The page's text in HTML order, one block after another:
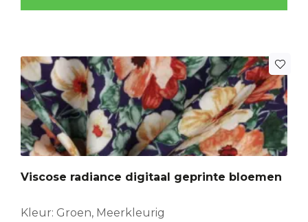
Viscose radiance digitaal geprinte bloemen
Kleur: Groen, Meerkleurig